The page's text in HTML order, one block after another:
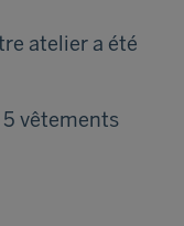
atelier a été
vêtements